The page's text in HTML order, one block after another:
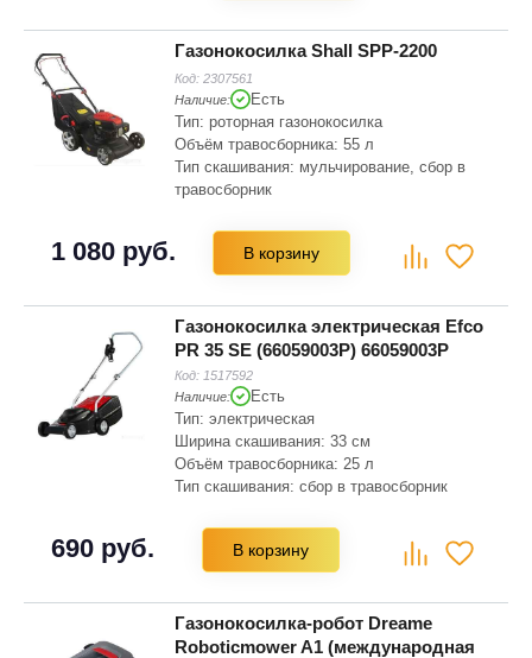
Газонокосилка Shall SPP-2200
Код: 2307561
Наличие:
Есть
Тип: роторная газонокосилка
Объём травосборника: 55 л
Тип скашивания: мульчирование, сбор в
травосборник
Макс. Высота скашивания: 75 мм
Рекомендуемая площадь скашивания: 1000
1 080 руб. В корзину
Газонокосилка электрическая Efco
PR 35 SE (66059003P) 66059003P
Код: 1517592
Наличие:
Есть
Тип: электрическая
Ширина скашивания: 33 см
Объём травосборника: 25 л
Тип скашивания: сбор в травосборник
Макс. Высота скашивания: 52 мм
Рекомендуемая площадь скашивания: 200
690 руб. В корзину
Газонокосилка-робот Dreame
Roboticmower A1 (международная